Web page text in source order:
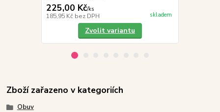
225,00 Kč/ks
185,95 Kč bez DPH skladem
Zvolit variantu
Zboží zařazeno v kategoriích
Obuv